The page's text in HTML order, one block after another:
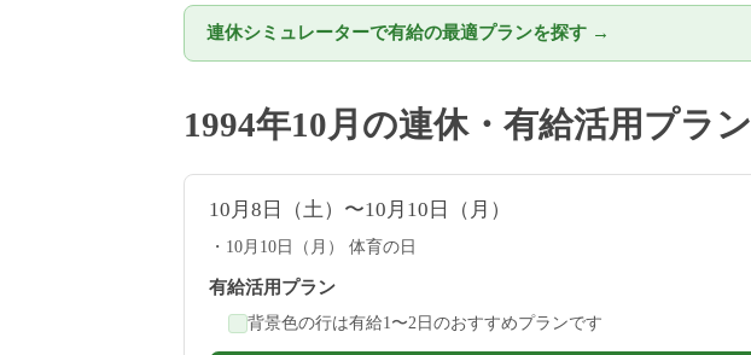
連休シミュレーターで有給の最適プランを探す →
1994年10月の連休・有給活用プラン
10月8日（土）〜10月10日（月）
10月10日（月） 体育の日
有給活用プラン
背景色の行は有給1〜2日のおすすめプランです